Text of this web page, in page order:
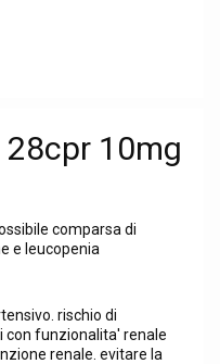
28cpr 10mg
comparsa di
e leucopenia
rischio di
con funzionalita' renale
renale. evitare la